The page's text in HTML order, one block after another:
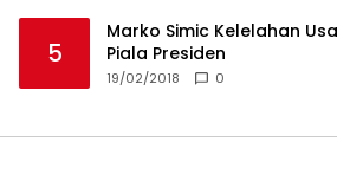
5
Marko Simic Kelelahan
Piala Presiden
19/02/2018 0